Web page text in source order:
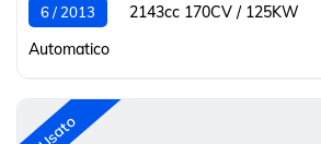
6 / 2013 2143cc 170CV / 125KW
Automatico
Usato